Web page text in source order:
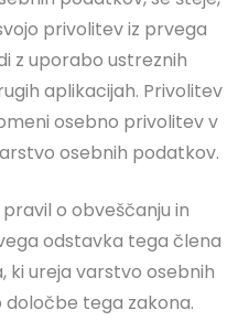
privolitev iz prvega
z uporabo ustreznih
aplikacijah. Privolitev
osebno privolitev v
osebnih podatkov.
o obveščanju in
odstavka tega člena
ki ureja varstvo osebnih
tega zakona.